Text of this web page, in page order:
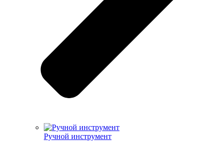
Ручной инструмент